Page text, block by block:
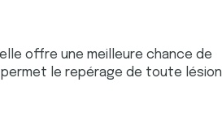
offre une meilleure chance de
permet le repérage de toute lésion